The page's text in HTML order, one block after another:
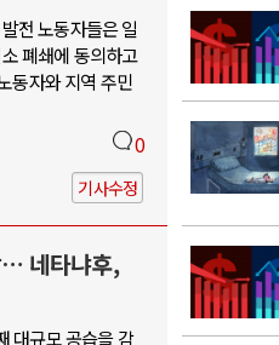
전 노동자들은 일
폐쇄에 동의하고
동자와 지역 주민
0
기사수정
… 네타냐후,
대규모 공습을 감